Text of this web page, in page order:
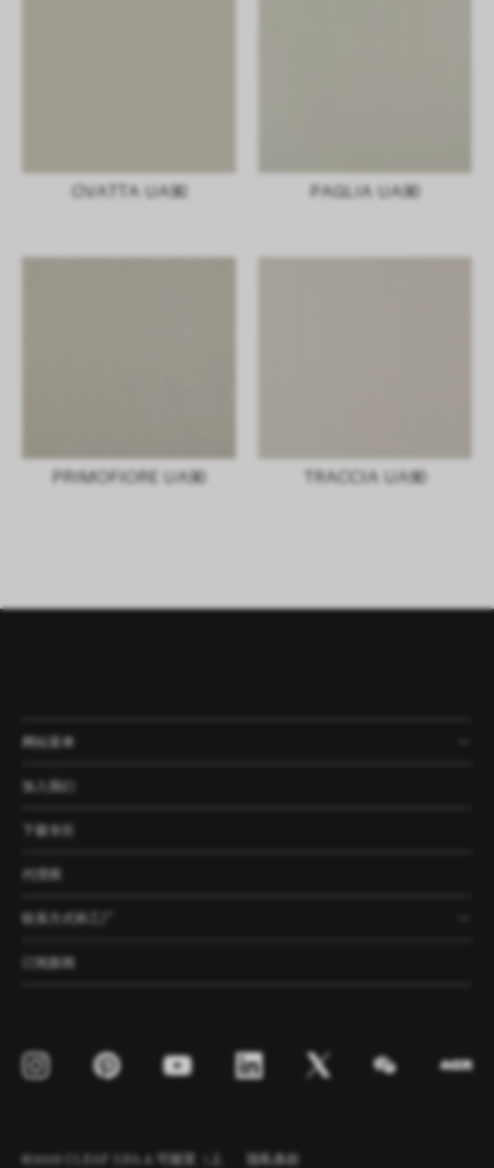
OVATTA UA90 PAGLIA UA90
PRIMOFIORE UA90 TRACCIA UA90
网站菜单
产品
公司
资讯
案例
加入我们
下载专区
代理商
联系方式和工厂
订阅新闻
©2026 CLEAF S.P.A. & 可丽芙（上 隐私条款